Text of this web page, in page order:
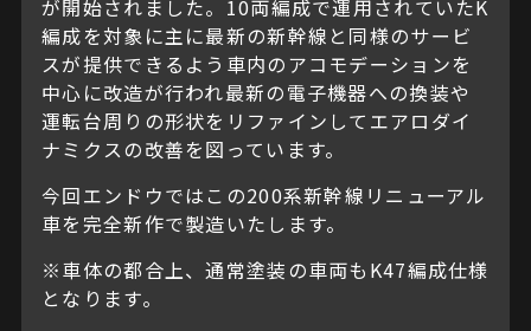
が開始されました。10両編成で運用されていたK
編成を対象に主に最新の新幹線と同様のサービ
スが提供できるよう車内のアコモデーションを
中心に改造が行われ最新の電子機器への換装や
運転台周りの形状をリファインしてエアロダイ
ナミクスの改善を図っています。
今回エンドウではこの200系新幹線リニューアル
車を完全新作で製造いたします。
※車体の都合上、通常塗装の車両もK47編成仕様
となります。